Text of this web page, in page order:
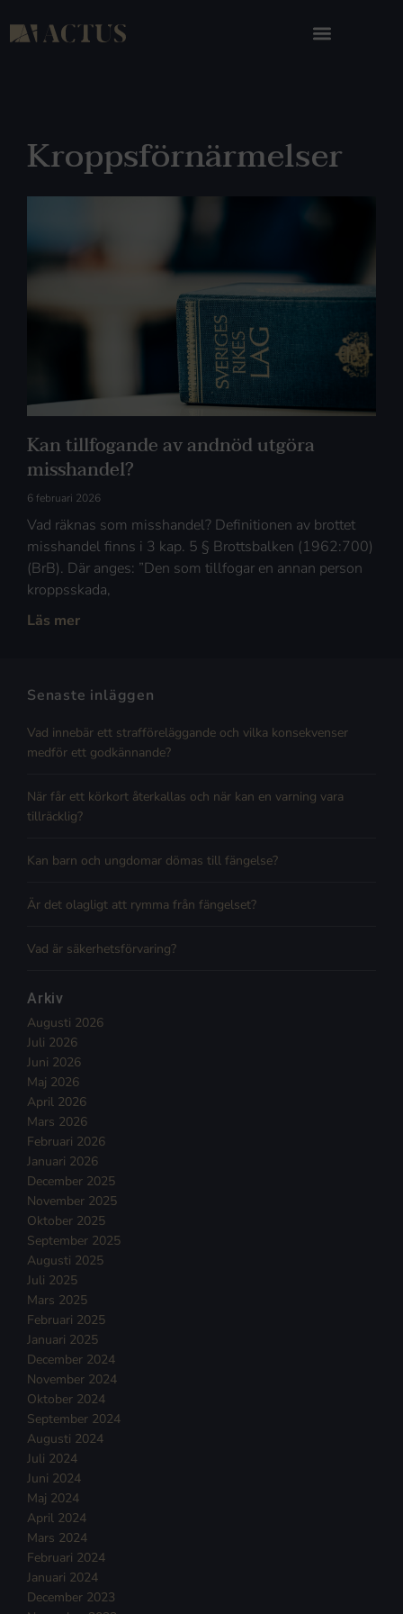
Kroppsförnärmelser
Kan tillfogande av andnöd utgöra
misshandel?
6 februari 2026
Vad räknas som misshandel? Definitionen av brottet
misshandel finns i 3 kap. 5 § Brottsbalken (1962:700)
(BrB). Där anges: ”Den som tillfogar en annan person
kroppsskada,
Läs mer
Senaste inläggen
Vad innebär ett strafföreläggande och vilka konsekvenser
medför ett godkännande?
När får ett körkort återkallas och när kan en varning vara
tillräcklig?
Kan barn och ungdomar dömas till fängelse?
Är det olagligt att rymma från fängelset?
Vad är säkerhetsförvaring?
Arkiv
Augusti 2026
Juli 2026
Juni 2026
Maj 2026
April 2026
Mars 2026
Februari 2026
Januari 2026
December 2025
November 2025
Oktober 2025
September 2025
Augusti 2025
Juli 2025
Mars 2025
Februari 2025
Januari 2025
December 2024
November 2024
Oktober 2024
September 2024
Augusti 2024
Juli 2024
Juni 2024
Maj 2024
April 2024
Mars 2024
Februari 2024
Januari 2024
December 2023